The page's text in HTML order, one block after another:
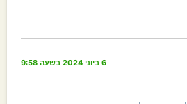
6 ביוני 2024 בשעה 9:58